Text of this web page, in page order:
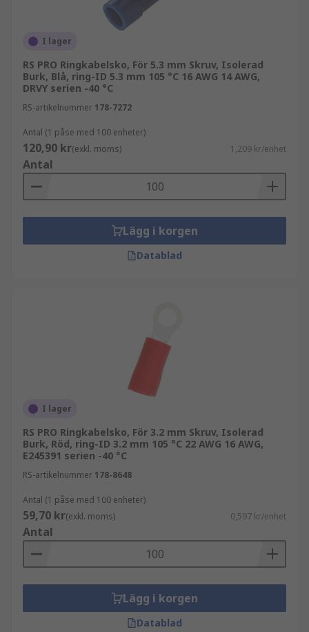
I lager
RS PRO Ringkabelsko, För 5.3 mm Skruv, Isolerad
Burk, Blå, ring-ID 5.3 mm 105 °C 16 AWG 14 AWG,
DRVY serien -40 °C
RS-artikelnummer 178-7272
Antal (1 påse med 100 enheter)
120,90 kr(exkl. moms) 1,209 kr/enhet
Antal
Lägg i korgen
Datablad
I lager
RS PRO Ringkabelsko, För 3.2 mm Skruv, Isolerad
Burk, Röd, ring-ID 3.2 mm 105 °C 22 AWG 16 AWG,
E245391 serien -40 °C
RS-artikelnummer 178-8648
Antal (1 påse med 100 enheter)
59,70 kr(exkl. moms) 0,597 kr/enhet
Antal
Lägg i korgen
Datablad